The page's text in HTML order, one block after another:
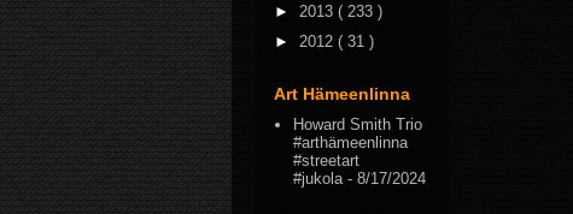
► 2013 ( 233 )
► 2012 ( 31 )
Art Hämeenlinna
Howard Smith Trio
#arthämeenlinna
#streetart
#jukola- 8/17/2024